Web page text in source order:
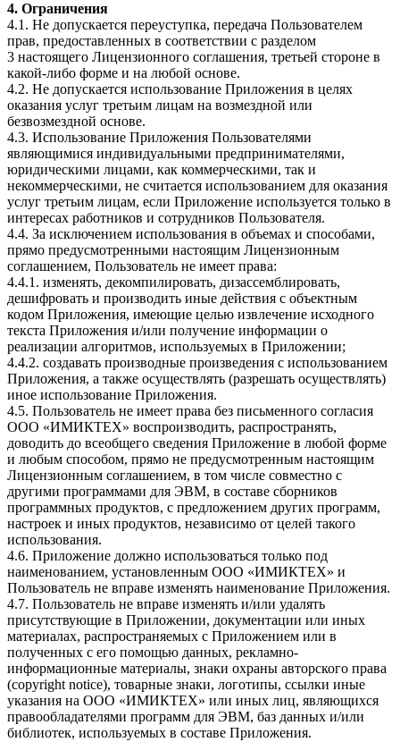
4. Ограничения
4.1. Не допускается переуступка, передача Пользователем
прав, предоставленных в соответствии с разделом
3 настоящего Лицензионного соглашения, третьей стороне в
какой-либо форме и на любой основе.
4.2. Не допускается использование Приложения в целях
оказания услуг третьим лицам на возмездной или
безвозмездной основе.
4.3. Использование Приложения Пользователями
являющимися индивидуальными предпринимателями,
юридическими лицами, как коммерческими, так и
некоммерческими, не считается использованием для оказания
услуг третьим лицам, если Приложение используется только в
интересах работников и сотрудников Пользователя.
4.4. За исключением использования в объемах и способами,
прямо предусмотренными настоящим Лицензионным
соглашением, Пользователь не имеет права:
4.4.1. изменять, декомпилировать, дизассемблировать,
дешифровать и производить иные действия с объектным
кодом Приложения, имеющие целью извлечение исходного
текста Приложения и/или получение информации о
реализации алгоритмов, используемых в Приложении;
4.4.2. создавать производные произведения с использованием
Приложения, а также осуществлять (разрешать осуществлять)
иное использование Приложения.
4.5. Пользователь не имеет права без письменного согласия
ООО «ИМИКТЕХ» воспроизводить, распространять,
доводить до всеобщего сведения Приложение в любой форме
и любым способом, прямо не предусмотренным настоящим
Лицензионным соглашением, в том числе совместно с
другими программами для ЭВМ, в составе сборников
программных продуктов, с предложением других программ,
настроек и иных продуктов, независимо от целей такого
использования.
4.6. Приложение должно использоваться только под
наименованием, установленным ООО «ИМИКТЕХ» и
Пользователь не вправе изменять наименование Приложения.
4.7. Пользователь не вправе изменять и/или удалять
присутствующие в Приложении, документации или иных
материалах, распространяемых с Приложением или в
полученных с его помощью данных, рекламно-
информационные материалы, знаки охраны авторского права
(copyright notice), товарные знаки, логотипы, ссылки иные
указания на ООО «ИМИКТЕХ» или иных лиц, являющихся
правообладателями программ для ЭВМ, баз данных и/или
библиотек, используемых в составе Приложения.